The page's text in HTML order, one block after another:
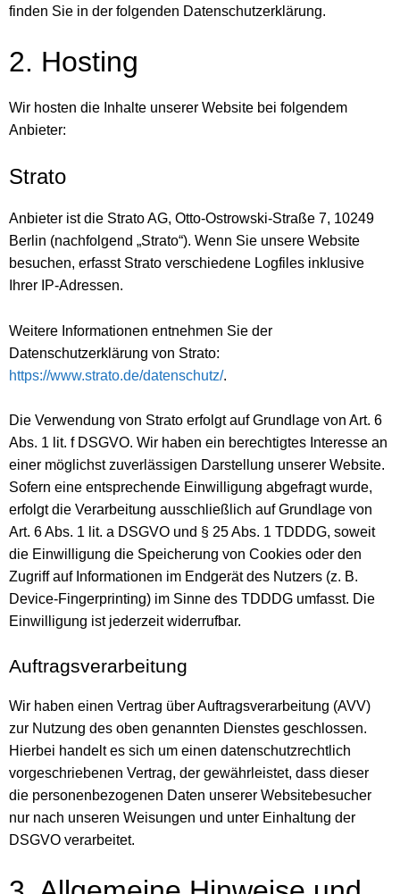
finden Sie in der folgenden Datenschutzerklärung.
2. Hosting
Wir hosten die Inhalte unserer Website bei folgendem
Anbieter:
Strato
Anbieter ist die Strato AG, Otto-Ostrowski-Straße 7, 10249
Berlin (nachfolgend „Strato“). Wenn Sie unsere Website
besuchen, erfasst Strato verschiedene Logfiles inklusive
Ihrer IP-Adressen.
Weitere Informationen entnehmen Sie der
Datenschutzerklärung von Strato:
https://www.strato.de/datenschutz/.
Die Verwendung von Strato erfolgt auf Grundlage von Art. 6
Abs. 1 lit. f DSGVO. Wir haben ein berechtigtes Interesse an
einer möglichst zuverlässigen Darstellung unserer Website.
Sofern eine entsprechende Einwilligung abgefragt wurde,
erfolgt die Verarbeitung ausschließlich auf Grundlage von
Art. 6 Abs. 1 lit. a DSGVO und § 25 Abs. 1 TDDDG, soweit
die Einwilligung die Speicherung von Cookies oder den
Zugriff auf Informationen im Endgerät des Nutzers (z. B.
Device-Fingerprinting) im Sinne des TDDDG umfasst. Die
Einwilligung ist jederzeit widerrufbar.
Auftragsverarbeitung
Wir haben einen Vertrag über Auftragsverarbeitung (AVV)
zur Nutzung des oben genannten Dienstes geschlossen.
Hierbei handelt es sich um einen datenschutzrechtlich
vorgeschriebenen Vertrag, der gewährleistet, dass dieser
die personenbezogenen Daten unserer Websitebesucher
nur nach unseren Weisungen und unter Einhaltung der
DSGVO verarbeitet.